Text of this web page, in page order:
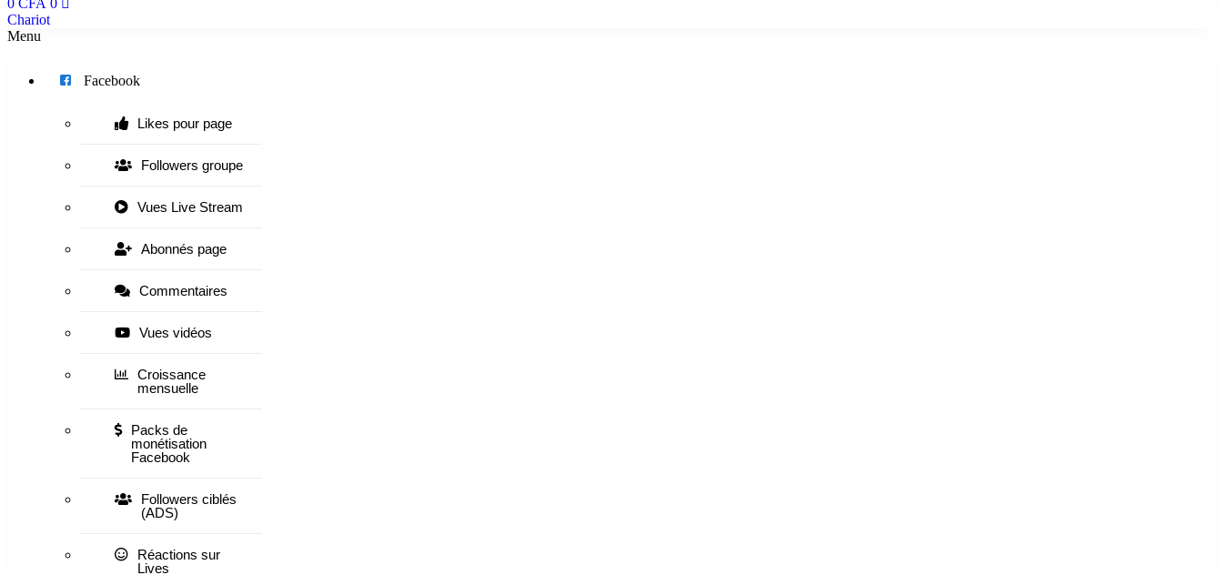
0 CFA 0
Chariot
Menu
Facebook
Likes pour page
Followers groupe
Vues Live Stream
Abonnés page
Commentaires
Vues vidéos
Croissance
mensuelle
Packs de
monétisation
Facebook
Followers ciblés
(ADS)
Réactions sur
Lives